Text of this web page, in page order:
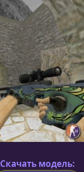
Скачать модель: